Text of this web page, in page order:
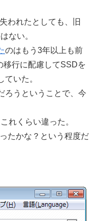
われたとしても、旧
ない。
のはもう3年以上も前
移行に配慮してSSDを
ていた。
ろうということで、今
れくらい違った。
たかな？という程度だ